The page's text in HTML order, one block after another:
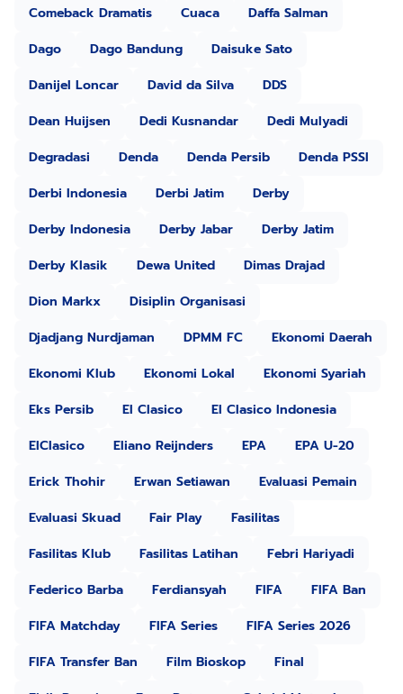
Comeback Dramatis
Cuaca
Daffa Salman
Dago
Dago Bandung
Daisuke Sato
Danijel Loncar
David da Silva
DDS
Dean Huijsen
Dedi Kusnandar
Dedi Mulyadi
Degradasi
Denda Denda Persib
Denda PSSI
Derbi Indonesia
Derbi Jatim
Derby
Derby Indonesia
Derby Jabar
Derby Jatim
Derby Klasik
Dewa United
Dimas Drajad
Dion Markx
Disiplin Organisasi
Djadjang Nurdjaman
DPMM FC
Ekonomi Daerah
Ekonomi Klub
Ekonomi Lokal
Ekonomi Syariah
Eks Persib
El Clasico
El Clasico Indonesia
ElClasico
Eliano Reijnders EPA
EPA U-20
Erick Thohir
Erwan Setiawan
Evaluasi Pemain
Evaluasi Skuad
Fair Play
Fasilitas
Fasilitas Klub
Fasilitas Latihan
Febri Hariyadi
Federico Barba
Ferdiansyah FIFA
FIFA Ban
FIFA Matchday
FIFA Series
FIFA Series 2026
FIFA Transfer Ban
Film Bioskop
Final